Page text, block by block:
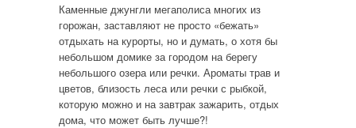
Каменные джунгли мегаполиса многих из
горожан, заставляют не просто «бежать»
отдыхать на курорты, но и думать, о хотя бы
небольшом домике за городом на берегу
небольшого озера или речки. Ароматы трав и
цветов, близость леса или речки с рыбкой,
которую можно и на завтрак зажарить, отдых
дома, что может быть лучше?!